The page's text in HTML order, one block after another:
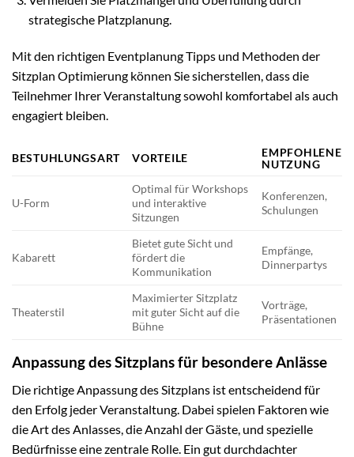
strategische Platzplanung.
Mit den richtigen Eventplanung Tipps und Methoden der
Sitzplan Optimierung können Sie sicherstellen, dass die
Teilnehmer Ihrer Veranstaltung sowohl komfortabel als auch
engagiert bleiben.
BESTUHLUNGSART VORTEILE
EMPFOHLENE
NUTZUNG
U-Form
Optimal für Workshops
und interaktive
Sitzungen
Konferenzen,
Schulungen
Kabarett
Bietet gute Sicht und
fördert die
Kommunikation
Empfänge,
Dinnerpartys
Theaterstil
Maximierter Sitzplatz
mit guter Sicht auf die
Bühne
Vorträge,
Präsentationen
Anpassung des Sitzplans für besondere Anlässe
Die richtige Anpassung des Sitzplans ist entscheidend für
den Erfolg jeder Veranstaltung. Dabei spielen Faktoren wie
die Art des Anlasses, die Anzahl der Gäste, und spezielle
Bedürfnisse eine zentrale Rolle. Ein gut durchdachter